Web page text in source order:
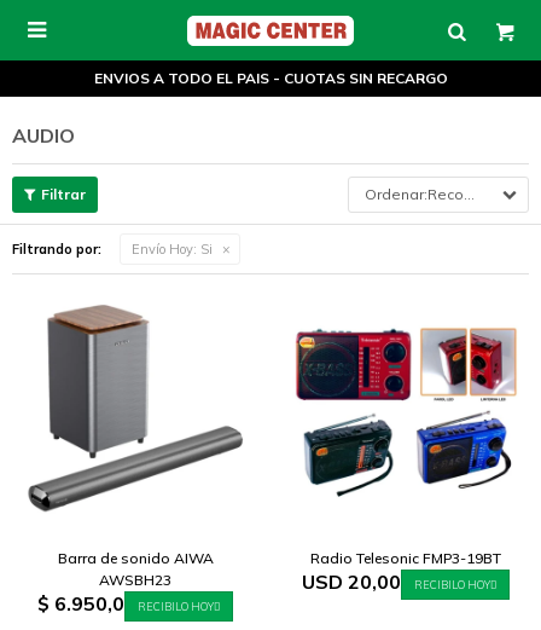

ENVIOS A TODO EL PAIS - CUOTAS SIN RECARGO
AUDIO
Recomendados
Filtrando por: Envío Hoy: Si
Barra de sonido AIWA
AWSBH23
$ 6.950,0 RECIBILO HOY
Radio Telesonic FMP3-19BT
USD 20,00 RECIBILO HOY